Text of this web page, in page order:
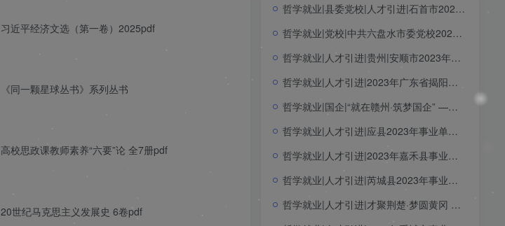
习近平经济文选（第一卷）2025pdf
《同一颗星球丛书》系列丛书
高校思政课教师素养“六要”论 全7册pdf
20世纪马克思主义发展史 6卷pdf
哲学就业|县委党校|人才引进|石首市2023年事业单位第二批人才引进公告
哲学就业|党校|中共六盘水市委党校2023年公开引进人才公告
哲学就业|人才引进|贵州|安顺市2023年赴知名高校引进人才公告
哲学就业|人才引进|2023年广东省揭阳市事业单位专项招聘博（硕）士研究生公告
哲学就业|国企|“就在赣州·筑梦国企” ——赣州市属国企2023年应届高校毕业生招聘公告（本科 硕士）
哲学就业|人才引进|应县2023年事业单位公开引进急需紧缺专业人才公告（硕士）
哲学就业|人才引进|2023年嘉禾县事业单位第二批公开招聘引进高层次和急需紧缺人才公告（硕士）
哲学就业|人才引进|芮城县2023年事业单位引进高素质青年人才公告（一）（硕士）
哲学就业|人才引进|才聚荆楚·梦圆黄冈 英山县事业单位2023年第二批公开招聘高层次人才公告（硕士）